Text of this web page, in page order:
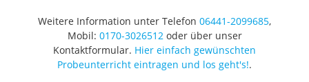
Weitere Information unter Telefon 06441-2099685,
Mobil: 0170-3026512oder über unser
Kontaktformular. Hier einfach gewünschten
Probeunterricht eintragen und los geht's!.